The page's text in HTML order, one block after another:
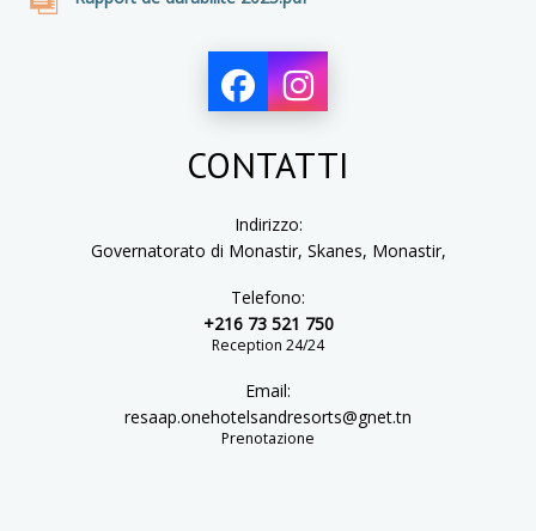
CONTATTI
Indirizzo:
Governatorato di Monastir, Skanes, Monastir,
Telefono:
+216 73 521 750
Reception 24/24
Email:
resaap.onehotelsandresorts@gnet.tn
Prenotazione